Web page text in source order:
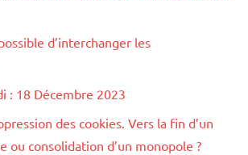
d’interchanger les
: 18 Décembre 2023
des cookies. Vers la fin d’un
ou consolidation d’un monopole ?